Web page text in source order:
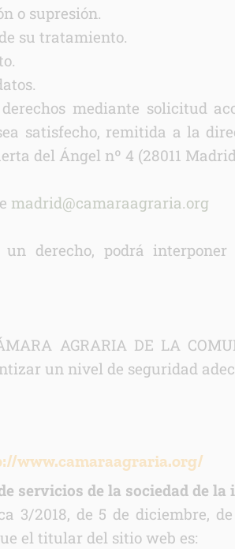
o supresión.
su tratamiento.
mediante solicitud
satisfecho, remitida a la
del Ángel nº 4 (28011
madrid@camaraagraria.org
derecho, podrá
AGRARIA DE LA
un nivel de seguridad
www.camaraagraria.org/
servicios de la sociedad de
3/2018, de 5 de diciembre,
el titular del sitio web es: